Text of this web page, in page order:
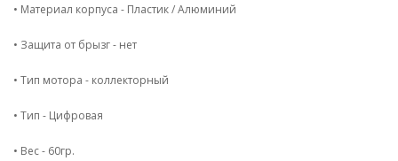
• Материал корпуса - Пластик / Алюминий
• Защита от брызг - нет
• Тип мотора - коллекторный
• Тип - Цифровая
• Вес - 60гр.